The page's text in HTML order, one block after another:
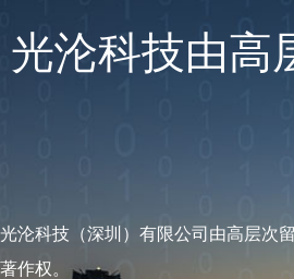
光沦科技由高
光沦科技（深圳）有限公司由高层次
著作权。